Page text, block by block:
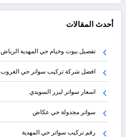
أحدث المقالات
تفصيل بيوت وخيام حي المهدية الرياض
افضل شركة تركيب سواتر حي الغروب
اسعار سواتر ليزر السويدي
سواتر مجدولة حي عكاض
رقم تركيب سواتر حي المهدية